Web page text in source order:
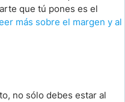
que tú pones es el
más sobre el margen y al
no sólo debes estar al